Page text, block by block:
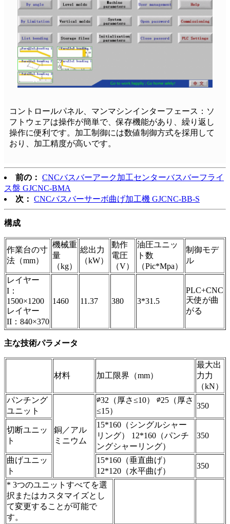
コントロールパネル、マンマシンインターフェース：ソ
フトウェアは操作が簡単で、保存機能があり、繰り返し
操作に便利です。加工制御には数値制御方式を採用して
おり、加工精度が高いです。
前の： CNCバスバーアーク加工センターバスバーフライ
ス盤 GJCNC-BMA
次： CNCバスバーサーボ曲げ加工機 GJCNC-BB-S
構成
作業台の寸
法（mm）
機械重
量
（kg）
総出力
（kW）
動作
電圧
（V）
油圧ユニッ
ト数
（Pic*Mpa）
制御モデ
ル
レイヤー
I：
1500×1200
レイヤー
II：840×370
1460 11.37 380 3*31.5
PLC+CNC
天使が曲
がる
主な技術パラメータ
材料 加工限界（mm）
最大出
力力
（kN）
パンチング
ユニット
銅／アル
ミニウム
∅32（厚さ≤10） ∅25（厚さ
≤15）
350
切断ユニッ
ト
15*160（シングルシャー
リング） 12*160（パンチ
ングシャーリング）
350
曲げユニッ
ト
15*160（垂直曲げ）
12*120（水平曲げ）
350
* 3つのユニットすべてを選
択またはカスタマイズとし
て変更することが可能で
す。